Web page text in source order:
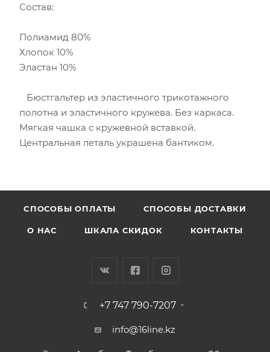
Состав:
Полиамид 80%
Хлопок 10%
Эластан 10%
Бюстгальтер из эластичного трикотажного
полотна и эластичного кружева. Без каркаса.
Мягкая чашка с кружевной вставкой.
Центральная леталь украшена бантиком.
CПОСОБЫ ОПЛАТЫ СПОСОБЫ ДОСТАВКИ
О НАС ШКАЛА СКИДОК КОНТАКТЫ
+7 747 790-7207
info@16line.kz